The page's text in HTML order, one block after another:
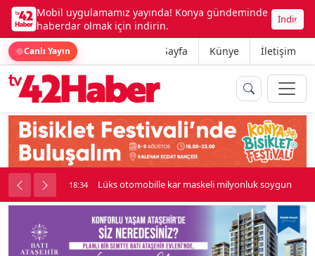
Mobil uygulamamız yayında! Konya gündeminde
haberdar olmak için indirin.
İndir
Canlı Yayın Ana Sayfa Künye İletişim
kavga çıktı 18:34 Lüks otomobille kar maskeli milyonluk soygun